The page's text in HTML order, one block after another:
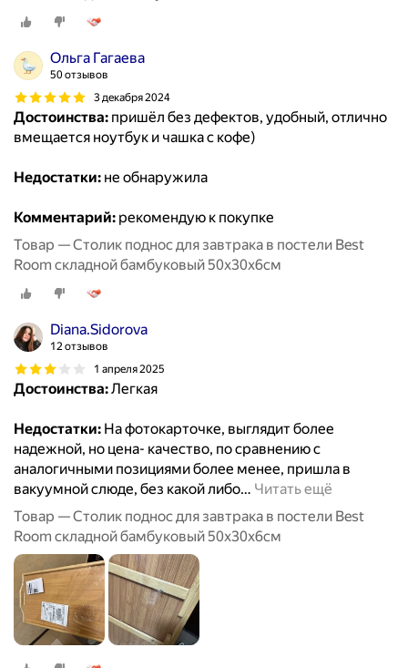
Ольга Гагаева
50 отзывов
3 декабря 2024
Достоинства: пришёл без дефектов, удобный, отлично
вмещается ноутбук и чашка с кофе)
Недостатки: не обнаружила
Комментарий: рекомендую к покупке
Товар — Столик поднос для завтрака в постели Best
Room складной бамбуковый 50x30x6см
Diana.Sidorova
12 отзывов
1 апреля 2025
Достоинства:Легкая
Недостатки: На фотокарточке, выглядит более
надежной, но цена- качество, по сравнению с
аналогичными позициями более менее, пришла в
вакуумной слюде, без какой либо… Читать ещё
Товар — Столик поднос для завтрака в постели Best
Room складной бамбуковый 50x30x6см